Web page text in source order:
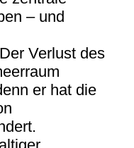
– und
Verlust des
er hat die